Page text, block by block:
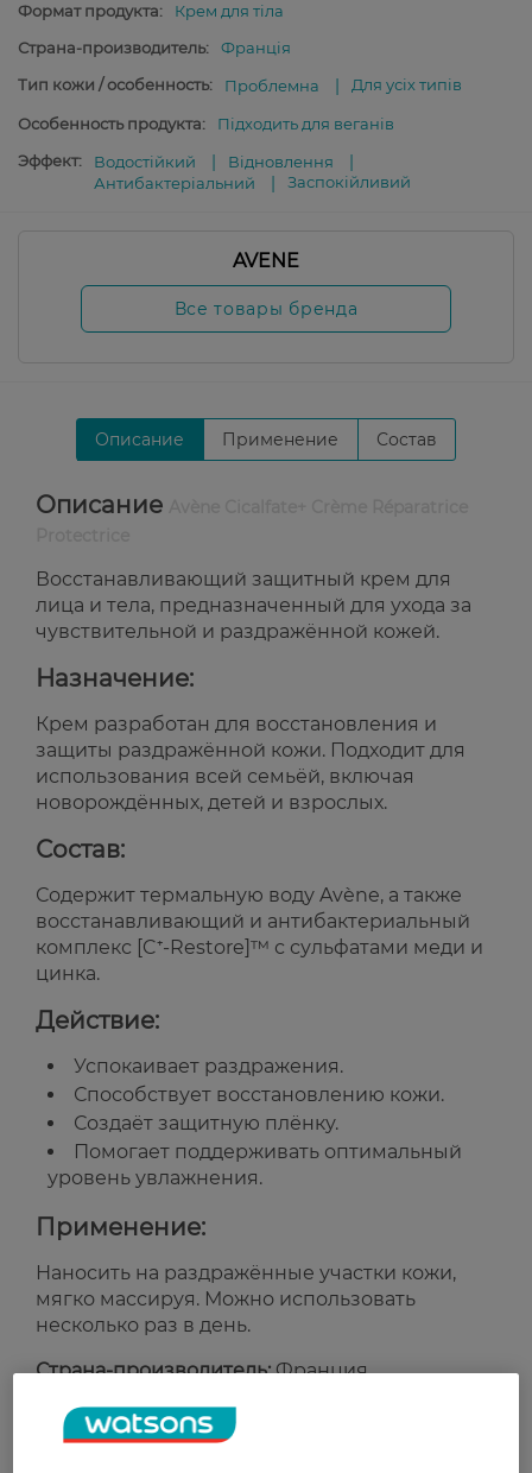
Формат продукта:
Крем для тіла
Страна-производитель:
Франція
Тип кожи / особенность:
Проблемна Для усіх типів
Особенность продукта:
Підходить для веганів
Эффект:
Водостійкий
Відновлення
Антибактеріальний
Заспокійливий
AVENE
Все товары бренда
Описание Применение Состав
Описание
Восстанавливающий защитный крем для
лица и тела, предназначенный для ухода за
чувствительной и раздражённой кожей.
Назначение:
Крем разработан для восстановления и
защиты раздражённой кожи. Подходит для
использования всей семьёй, включая
новорождённых, детей и взрослых.
Состав:
Содержит термальную воду Avène, а также
восстанавливающий и антибактериальный
комплекс [C⁺-Restore]™ с сульфатами меди и
цинка.
Действие:
Успокаивает раздражения.
Способствует восстановлению кожи.
Создаёт защитную плёнку.
Помогает поддерживать оптимальный
уровень увлажнения.
Применение:
Наносить на раздражённые участки кожи,
мягко массируя. Можно использовать
несколько раз в день.
Страна-производитель:Франция
Рейтинг и отзывы